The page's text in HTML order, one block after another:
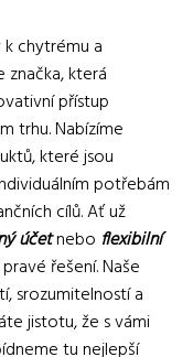
chytrému a
která
přístup
trhu. Nabízíme
které jsou
potřebám
cílů. Ať už
účetnebo flexibilní
řešení. Naše
srozumitelností a
jistotu, že s vámi
tu nejlepší